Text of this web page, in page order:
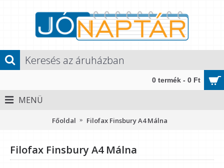
0 termék - 0 Ft
MENÜ
Főoldal Filofax Finsbury A4 Málna
Filofax Finsbury A4 Málna